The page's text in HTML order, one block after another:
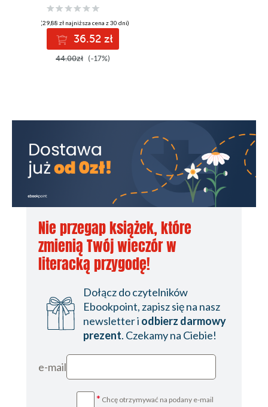
(29,88 zł najniższa cena z 30 dni)
36.52 zł
44.00zł (-17%)
Nie przegap książek, które
zmienią Twój wieczór w
literacką przygodę!
Dołącz do czytelników
Ebookpoint, zapisz się na nasz
newsletter i odbierz darmowy
prezent. Czekamy na Ciebie!
e-mail
* Chcę otrzymywać na podany e-mail